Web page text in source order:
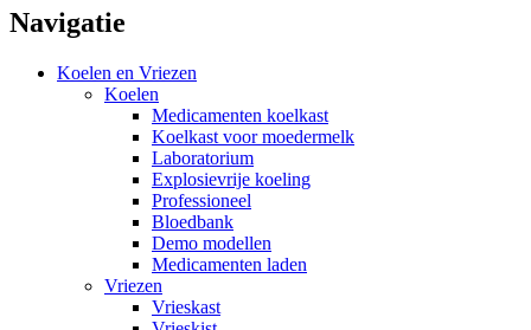
Navigatie
Koelen en Vriezen
Koelen
Medicamenten koelkast
Koelkast voor moedermelk
Laboratorium
Explosievrije koeling
Professioneel
Bloedbank
Demo modellen
Medicamenten laden
Vriezen
Vrieskast